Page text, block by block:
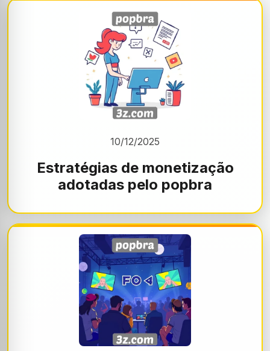
10/12/2025
Estratégias de monetização
adotadas pelo popbra